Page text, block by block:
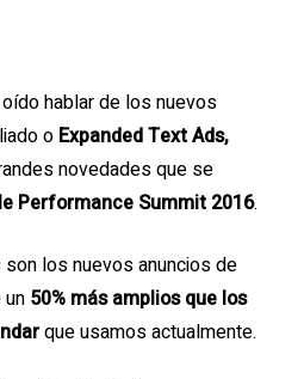
hablar de los nuevos
o Expanded Text Ads,
novedades que se
Performance Summit 2016.
los nuevos anuncios de
50% más amplios que los
que usamos actualmente.